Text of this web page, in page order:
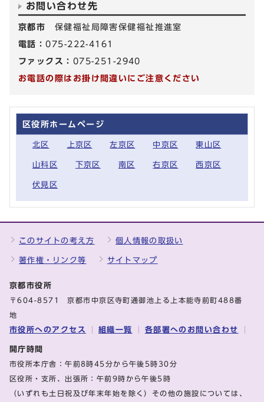
お問い合わせ先
京都市 保健福祉局障害保健福祉推進室
電話：075-222-4161
ファックス： 075-251-2940
お電話の際はお掛け間違いにご注意ください
区役所ホームページ
北区 上京区 左京区 中京区 東山区
山科区 下京区 南区 右京区 西京区
伏見区
このサイトの考え方 個人情報の取扱い
著作権・リンク等 サイトマップ
京都市役所
〒604-8571 京都市中京区寺町通御池上る上本能寺前町488番
地
市役所へのアクセス 組織一覧 各部署へのお問い合わせ
開庁時間
市役所本庁舎：午前8時45分から午後5時30分
区役所・支所、出張所：午前9時から午後5時
（いずれも土日祝及び年末年始を除く）その他の施設については、